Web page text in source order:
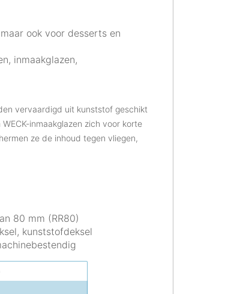
ook voor desserts en
inmaakglazen,
vervaardigd uit kunststof geschikt
inmaakglazen zich voor korte
ze de inhoud tegen vliegen,
80 mm (RR80)
kunststofdeksel